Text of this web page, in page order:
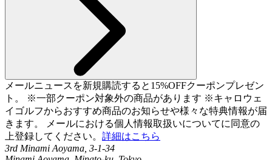
メールニュースを新規購読すると15%OFFクーポンプレゼン
ト。 ※一部クーポン対象外の商品があります ※キャロウェ
イゴルフからおすすめ商品のお知らせや様々な特典情報が届
きます。 メールにおける個人情報取扱いについてに同意の
上登録してください。 詳細はこちら
3rd Minami Aoyama, 3-1-34